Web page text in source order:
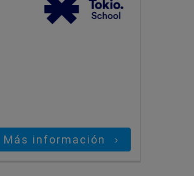
Más información